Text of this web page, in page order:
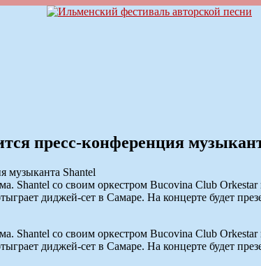
пресс-конференция
Shantel со своим оркестром Bucovina Club
диджей-сет в Самаре. На концерте будет
Shantel со своим оркестром Bucovina Club
диджей-сет в Самаре. На концерте будет